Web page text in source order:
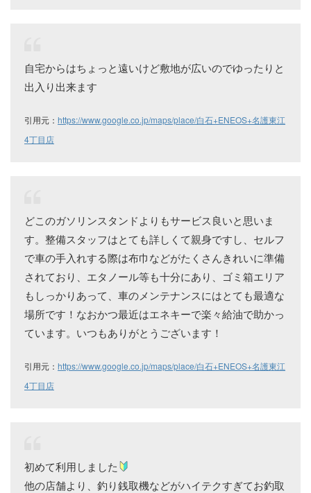
自宅からはちょっと遠いけど敷地が広いのでゆったりと
出入り出来ます
引用元： https://www.google.co.jp/maps/place/白石+ENEOS+名護東江
4丁目店
どこのガソリンスタンドよりもサービス良いと思いま
す。整備スタッフはとても詳しくて親身ですし、セルフ
で車の手入れする際は布巾などがたくさんきれいに準備
されており、エタノール等も十分にあり、ゴミ箱エリア
もしっかりあって、車のメンテナンスにはとても最適な
場所です！なおかつ最近はエネキーで楽々給油で助かっ
ています。いつもありがとうございます！
引用元： https://www.google.co.jp/maps/place/白石+ENEOS+名護東江
4丁目店
初めて利用しました
他の店舗より、釣り銭取機などがハイテクすぎてお釣取